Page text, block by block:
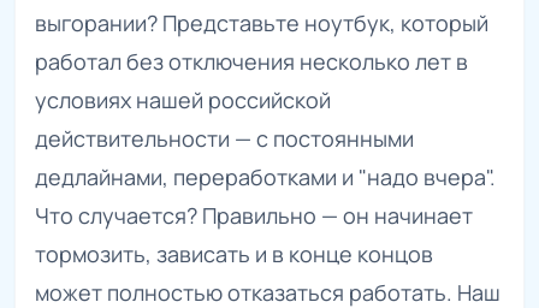
выгорании? Представьте ноутбук, который
работал без отключения несколько лет в
условиях нашей российской
действительности — с постоянными
дедлайнами, переработками и "надо вчера".
Что случается? Правильно — он начинает
тормозить, зависать и в конце концов
может полностью отказаться работать. Наш